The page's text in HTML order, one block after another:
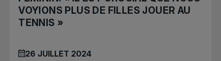
VOYIONS PLUS DE FILLES JOUER AU
TENNIS »
26 JUILLET 2024